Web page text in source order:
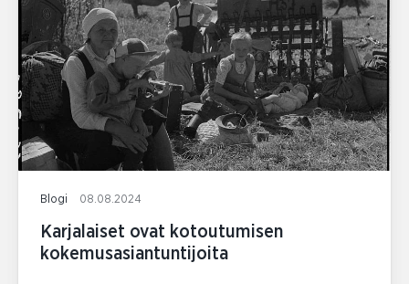
Blogi 08.08.2024
Karjalaiset ovat kotoutumisen
kokemusasiantuntijoita